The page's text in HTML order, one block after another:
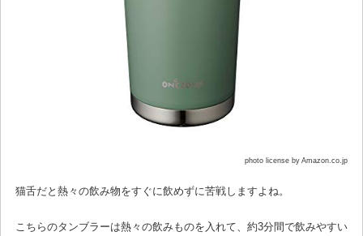
photo license by Amazon.co.jp
猫舌だと熱々の飲み物をすぐに飲めずに苦戦しますよね。
こちらのタンブラーは熱々の飲みものを入れて、約3分間で飲みやすい